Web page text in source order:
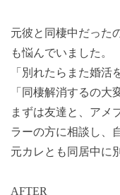
元彼と同棲中だった
も悩んでいました。
「別れたらまた婚
「同棲解消するの大
まずは友達と、アメ
ラーの方に相談し、
元カレとも同居中に
AFTER